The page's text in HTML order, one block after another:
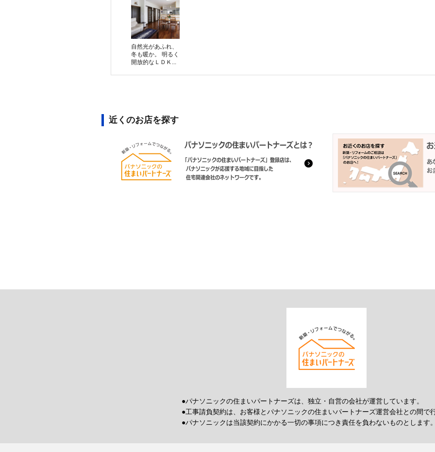
自然光があふれ、
冬も暖か。 明るく
開放的なＬＤＫ...
近くのお店を探す
●パナソニックの住まいパートナーズは、独立・自営の会社が運営しています。
●工事請負契約は、お客様とパナソニックの住まいパートナーズ運営会社との間で
●パナソニックは当該契約にかかる一切の事項につき責任を負わないものとします